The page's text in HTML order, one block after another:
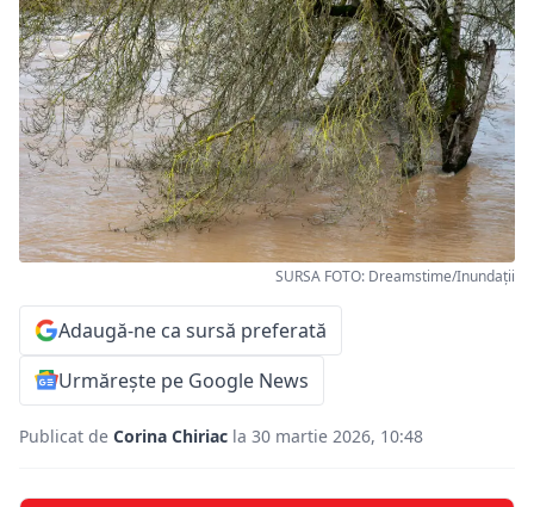
SURSA FOTO: Dreamstime/Inundații
Adaugă-ne ca sursă preferată
Urmărește pe Google News
Publicat de Corina Chiriac la 30 martie 2026, 10:48